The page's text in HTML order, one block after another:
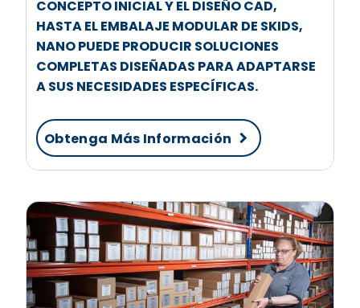
CONCEPTO INICIAL Y EL DISEÑO CAD,
HASTA EL EMBALAJE MODULAR DE SKIDS,
NANO PUEDE PRODUCIR SOLUCIONES
COMPLETAS DISEÑADAS PARA ADAPTARSE
A SUS NECESIDADES ESPECÍFICAS.
Obtenga Más Información